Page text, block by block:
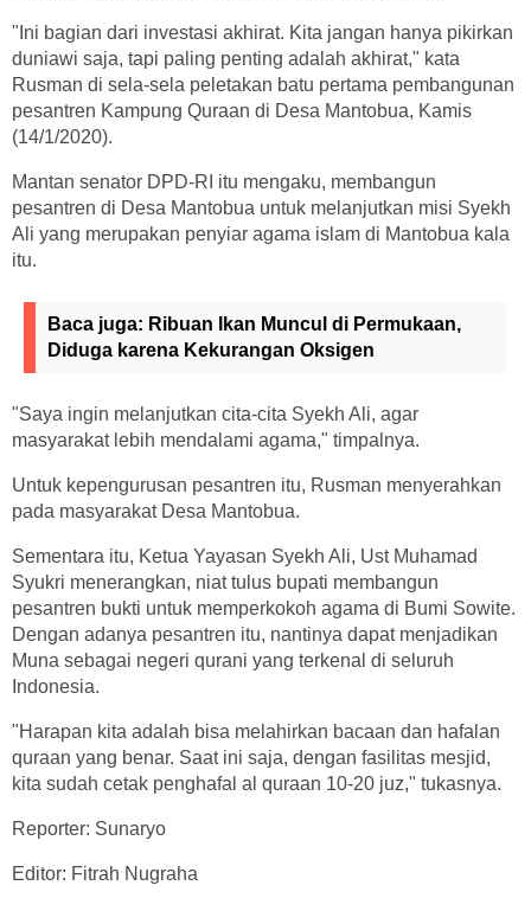
"Ini bagian dari investasi akhirat. Kita jangan hanya pikirkan
duniawi saja, tapi paling penting adalah akhirat," kata
Rusman di sela-sela peletakan batu pertama pembangunan
pesantren Kampung Quraan di Desa Mantobua, Kamis
(14/1/2020).
Mantan senator DPD-RI itu mengaku, membangun
pesantren di Desa Mantobua untuk melanjutkan misi Syekh
Ali yang merupakan penyiar agama islam di Mantobua kala
itu.
Baca juga: Ribuan Ikan Muncul di Permukaan,
Diduga karena Kekurangan Oksigen
"Saya ingin melanjutkan cita-cita Syekh Ali, agar
masyarakat lebih mendalami agama," timpalnya.
Untuk kepengurusan pesantren itu, Rusman menyerahkan
pada masyarakat Desa Mantobua.
Sementara itu, Ketua Yayasan Syekh Ali, Ust Muhamad
Syukri menerangkan, niat tulus bupati membangun
pesantren bukti untuk memperkokoh agama di Bumi Sowite.
Dengan adanya pesantren itu, nantinya dapat menjadikan
Muna sebagai negeri qurani yang terkenal di seluruh
Indonesia.
"Harapan kita adalah bisa melahirkan bacaan dan hafalan
quraan yang benar. Saat ini saja, dengan fasilitas mesjid,
kita sudah cetak penghafal al quraan 10-20 juz," tukasnya.
Reporter: Sunaryo
Editor: Fitrah Nugraha